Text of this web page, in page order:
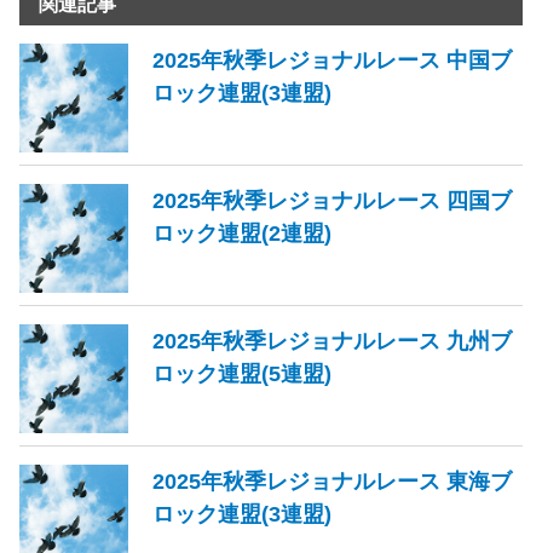
2025年秋季レジョナルレース 中国ブ
ロック連盟(3連盟)
2025年秋季レジョナルレース 四国ブ
ロック連盟(2連盟)
2025年秋季レジョナルレース 九州ブ
ロック連盟(5連盟)
2025年秋季レジョナルレース 東海ブ
ロック連盟(3連盟)